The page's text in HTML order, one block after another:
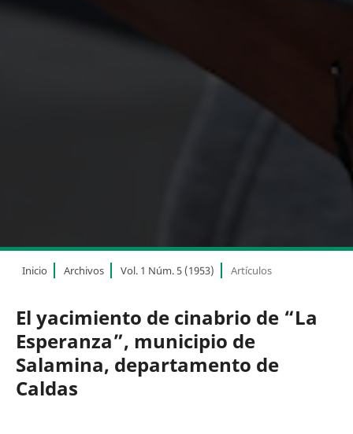
Inicio Archivos Vol. 1 Núm. 5 (1953) Artículos
El yacimiento de cinabrio de “La
Esperanza”, municipio de
Salamina, departamento de
Caldas